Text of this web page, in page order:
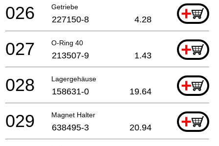
Getriebe +
026 227150-8 4.28
O-Ring 40 +
027 213507-9 1.43
Lagergehäuse +
028 158631-0 19.64
Magnet Halter +
029 638495-3 20.94